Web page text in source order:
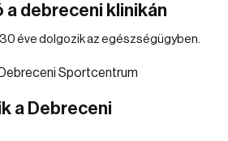
a debreceni klinikán
30 éve dolgozik az egészségügyben.
a Debreceni